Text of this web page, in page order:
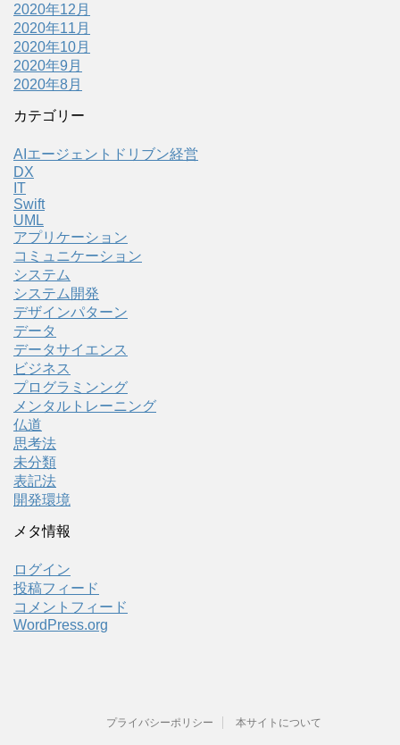
2020年12月
2020年11月
2020年10月
2020年9月
2020年8月
カテゴリー
AIエージェントドリブン経営
DX
IT
Swift
UML
アプリケーション
コミュニケーション
システム
システム開発
デザインパターン
データ
データサイエンス
ビジネス
プログラミンング
メンタルトレーニング
仏道
思考法
未分類
表記法
開発環境
メタ情報
ログイン
投稿フィード
コメントフィード
WordPress.org
プライバシーポリシー 本サイトについて